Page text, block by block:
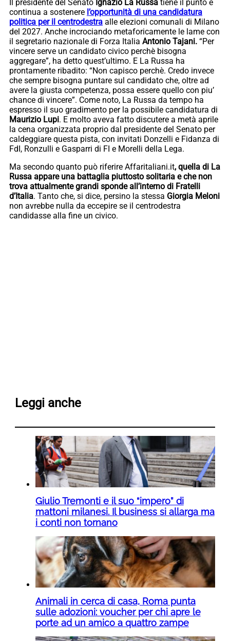
Il presidente del Senato Ignazio La Russa tiene il punto e
continua a sostenere l’opportunità di una candidatura
politica per il centrodestra alle elezioni comunali di Milano
del 2027. Anche incrociando metaforicamente le lame con
il segretario nazionale di Forza Italia Antonio Tajani. “Per
vincere serve un candidato civico perchè bisogna
aggregare”, ha detto quest’ultimo. E La Russa ha
prontamente ribadito: “Non capisco perchè. Credo invece
che sempre bisogna puntare sul candidato che, oltre ad
avere la giusta competenza, possa essere quello con piu’
chance di vincere”. Come noto, La Russa da tempo ha
espresso il suo gradimento per la possibile candidatura di
Maurizio Lupi. E molto aveva fatto discutere a metà aprile
la cena organizzata proprio dal presidente del Senato per
caldeggiare questa pista, con invitati Donzelli e Fidanza di
FdI, Ronzulli e Gasparri di FI e Morelli della Lega.
Ma secondo quanto può riferire Affaritaliani.it, quella di La
Russa appare una battaglia piuttosto solitaria e che non
trova attualmente grandi sponde all’interno di Fratelli
d’Italia. Tanto che, si dice, persino la stessa Giorgia Meloni
non avrebbe nulla da eccepire se il centrodestra
candidasse alla fine un civico.
Leggi anche
Giulio Tremonti e il suo “impero” di
mattoni milanesi. Il business si allarga ma
i conti non tornano
Animali in cerca di casa, Roma punta
sulle adozioni: voucher per chi apre le
porte ad un amico a quattro zampe